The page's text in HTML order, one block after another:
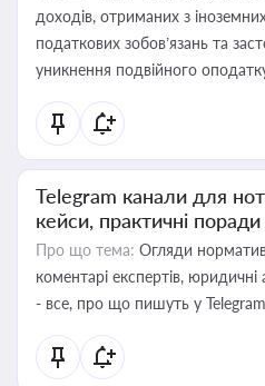
доходів, отриманих з
податкових зобов’язань та
уникнення подвійного
Telegram канали для
кейси, практичні поради
Про що тема: Огляди
коментарі експертів,
- все, про що пишуть у Telegram